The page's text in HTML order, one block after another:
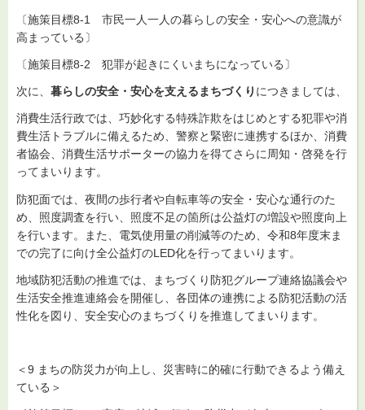
〔施策目標8-1 市民一人一人の暮らしの安全・安心への意識が
高まっている〕
〔施策目標8-2 犯罪が起きにくいまちになっている〕
次に、 暮らしの安全・安心を支えるまちづくり につきましては、
消費生活行政では、巧妙化する特殊詐欺をはじめとする犯罪や消
費生活トラブルに備えるため、警察と緊密に連携するほか、消費
者協会、消費生活サポーターの協力を得てさらに周知・啓発を行
ってまいります。
防犯面では、夜間の歩行者や自転車等の安全・安心な通行のた
め、照度調査を行い、照度不足の箇所は公益灯の増設や照度向上
を行います。また、電気使用量の削減等のため、令和8年度末ま
での完了に向け全公益灯のLED化を行ってまいります。
地域防犯活動の推進では、まちづくり防犯グループ連絡協議会や
生活安全推進連絡会を開催し、各団体の連携による防犯活動の活
性化を図り、安全安心のまちづくりを推進してまいります。
＜9 まちの防災力が向上し、災害時に的確に行動できるよう備え
ている＞